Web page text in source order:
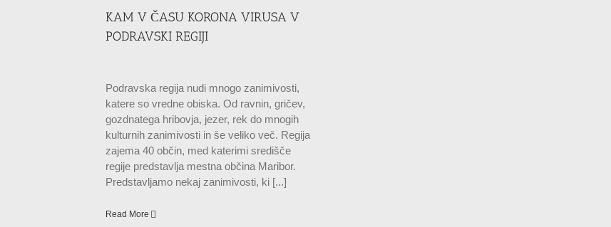
KAM V ČASU KORONA VIRUSA V
PODRAVSKI REGIJI
Podravska regija nudi mnogo zanimivosti,
katere so vredne obiska. Od ravnin, gričev,
gozdnatega hribovja, jezer, rek do mnogih
kulturnih zanimivosti in še veliko več. Regija
zajema 40 občin, med katerimi središče
regije predstavlja mestna občina Maribor.
Predstavljamo nekaj zanimivosti, ki [...]
Read More